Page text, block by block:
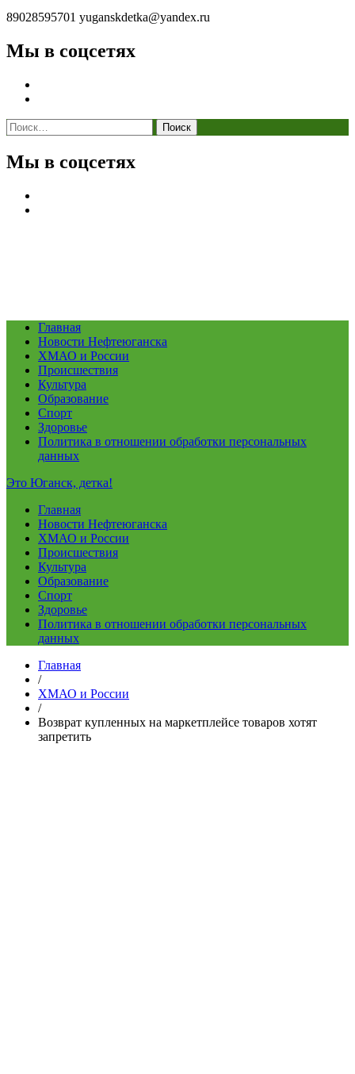
89028595701 yuganskdetka@yandex.ru
Мы в соцсетях
Найти:
Мы в соцсетях
Главная
Новости Нефтеюганска
ХМАО и России
Происшествия
Культура
Образование
Спорт
Здоровье
Политика в отношении обработки персональных
данных
Это Юганск, детка!
Главная
Новости Нефтеюганска
ХМАО и России
Происшествия
Культура
Образование
Спорт
Здоровье
Политика в отношении обработки персональных
данных
Главная
/
ХМАО и России
/
Возврат купленных на маркетплейсе товаров хотят
запретить